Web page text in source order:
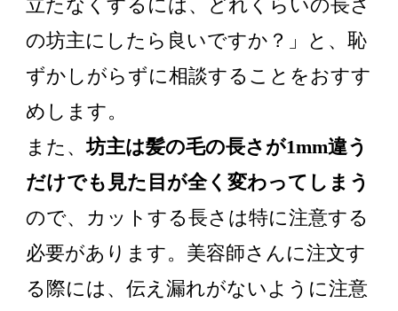
立たなくするには、どれくらいの長さ
の坊主にしたら良いですか？」と、恥
ずかしがらずに相談することをおすす
めします。
また、坊主は髪の毛の長さが1mm違う
だけでも見た目が全く変わってしまう
ので、カットする長さは特に注意する
必要があります。美容師さんに注文す
る際には、伝え漏れがないように注意